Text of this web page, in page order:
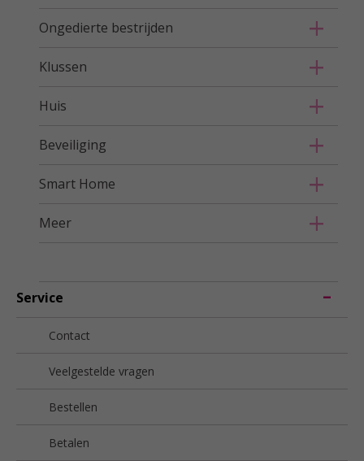
Ongedierte bestrijden
Klussen
Huis
Beveiliging
Smart Home
Meer
Service
Contact
Veelgestelde vragen
Bestellen
Betalen